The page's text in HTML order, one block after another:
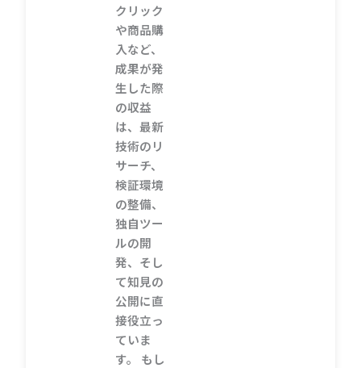
クリック
や商品購
入など、
成果が発
生した際
の収益
は、最新
技術のリ
サーチ、
検証環境
の整備、
独自ツー
ルの開
発、そし
て知見の
公開に直
接役立っ
ていま
す。
もし